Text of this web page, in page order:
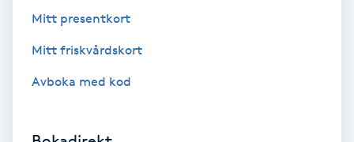
Gel naglar
Mitt presentkort
Mitt friskvårdskort
Avboka med kod